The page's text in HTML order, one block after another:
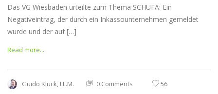
Das VG Wiesbaden urteilte zum Thema SCHUFA: Ein
Negativeintrag, der durch ein Inkassounternehmen gemeldet
wurde und der auf […]
Read more...
Guido Kluck, LL.M. 0 Comments 56